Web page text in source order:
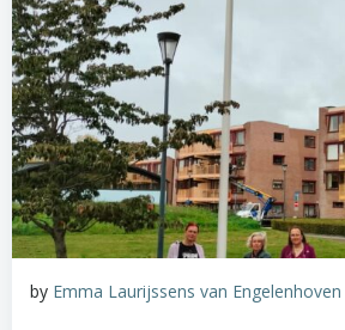
by Emma Laurijssens van Engelenhoven